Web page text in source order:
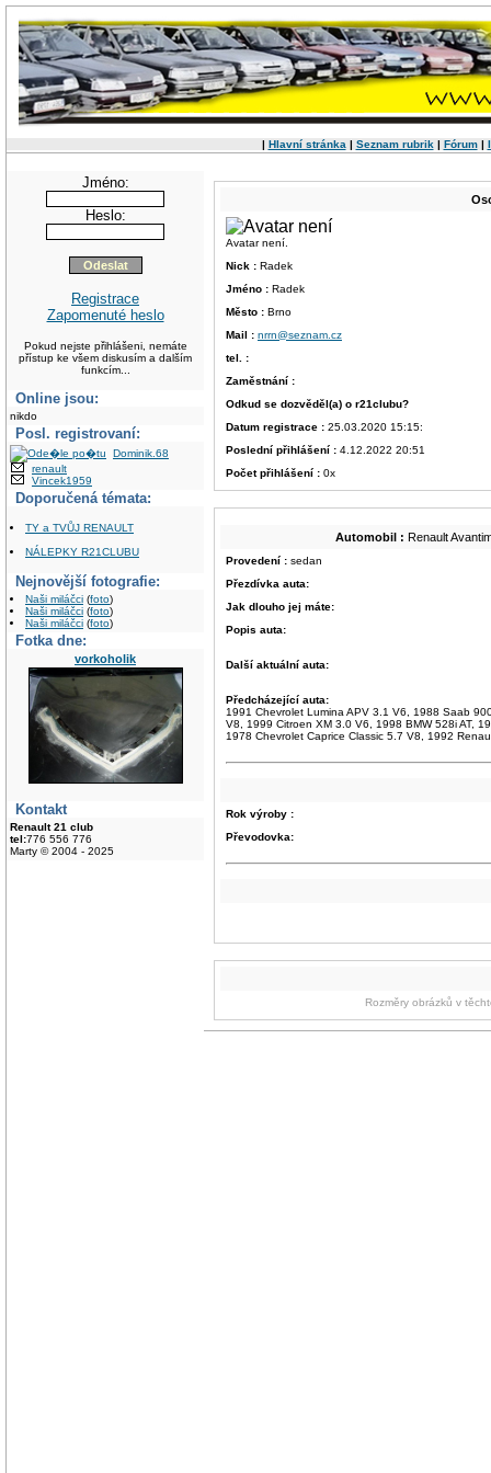
| Hlavní stránka | Seznam rubrik | Fórum|
Jméno:
Heslo:
Registrace
Zapomenuté heslo
Pokud nejste přihlášeni, nemáte
přístup ke všem diskusím a dalším
funkcím...
Online jsou:
nikdo
Posl. registrovaní:
Dominik.68
renault
Vincek1959
Doporučená témata:
TY a TVŮJ RENAULT
NÁLEPKY R21CLUBU
Nejnovější fotografie:
Naši miláčci (foto)
Naši miláčci (foto)
Naši miláčci (foto)
Fotka dne:
vorkoholik
Kontakt
Renault 21 club
tel:776 556 776
Marty © 2004 - 2025
Avatar není.
Nick : Radek
Jméno : Radek
Město : Brno
Mail : nrrn@seznam.cz
tel. :
Zaměstnání :
Odkud se dozvěděl(a) o r21clubu?
Datum registrace : 25.03.2020 15:15:
Poslední přihlášení : 4.12.2022 20:51
Počet přihlášení : 0x
Automobil : Renault
Provedení : sedan
Přezdívka auta:
Jak dlouho jej máte:
Popis auta:
Další aktuální auta:
Předcházející auta:
1991 Chevrolet Lumina APV 3.1 V6, 1988 Saab
V8, 1999 Citroen XM 3.0 V6, 1998 BMW 528i AT,
1978 Chevrolet Caprice Classic 5.7 V8, 1992
Rok výroby :
Převodovka:
Rozměry obrázků v